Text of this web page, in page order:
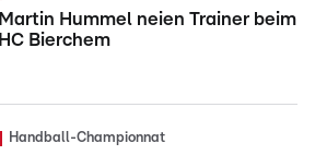
Martin Hummel neien Trainer beim
HC Bierchem
Handball-Championnat